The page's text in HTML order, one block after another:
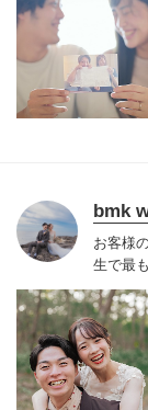
校に職
生その
グムー
bmk
お客様
生で最
えるこ
ッショ
す。